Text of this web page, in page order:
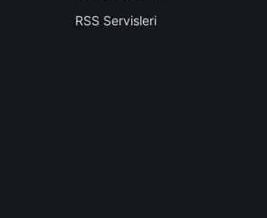
RSS Servisleri